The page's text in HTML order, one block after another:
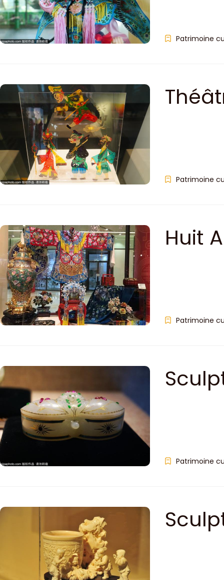
Patrimoine
Patrimoine
Huit
Patrimoine
Patrimoine